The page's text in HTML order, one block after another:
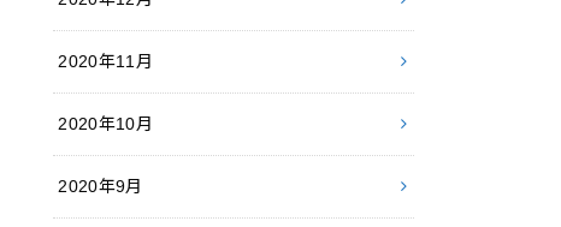
2020年11月
2020年10月
2020年9月